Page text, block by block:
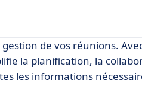
de vos réunions.
la planification, la
les informations